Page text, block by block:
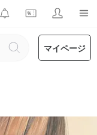
マイページ